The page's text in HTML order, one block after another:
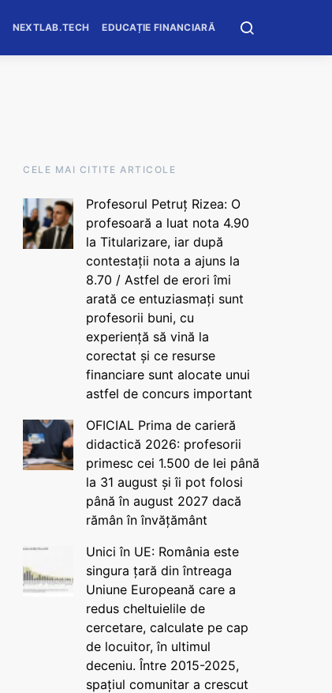
NEXTLAB.TECH EDUCAȚIE FINANCIARĂ
CELE MAI CITITE ARTICOLE
Profesorul Petruț Rizea: O
profesoară a luat nota 4.90
la Titularizare, iar după
contestații nota a ajuns la
8.70 / Astfel de erori îmi
arată ce entuziasmați sunt
profesorii buni, cu
experiență să vină la
corectat și ce resurse
financiare sunt alocate unui
astfel de concurs important
OFICIAL Prima de carieră
didactică 2026: profesorii
primesc cei 1.500 de lei până
la 31 august și îi pot folosi
până în august 2027 dacă
rămân în învățământ
Unici în UE: România este
singura țară din întreaga
Uniune Europeană care a
redus cheltuielile de
cercetare, calculate pe cap
de locuitor, în ultimul
deceniu. Între 2015-2025,
spațiul comunitar a crescut